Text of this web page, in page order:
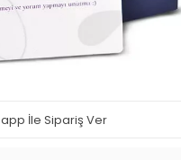
İle Sipariş Ver